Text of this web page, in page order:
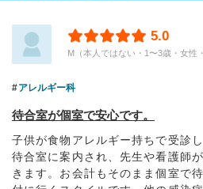
5.0
M（本人ではない・1〜3歳・女性
アレルギー科
待合室が個室で安心です。
子供が食物アレルギー持ちで受診
待合室に案内され、先生や看護師
きます。お会計もそのまま個室で